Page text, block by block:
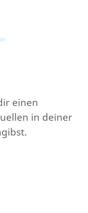
einen
in deiner